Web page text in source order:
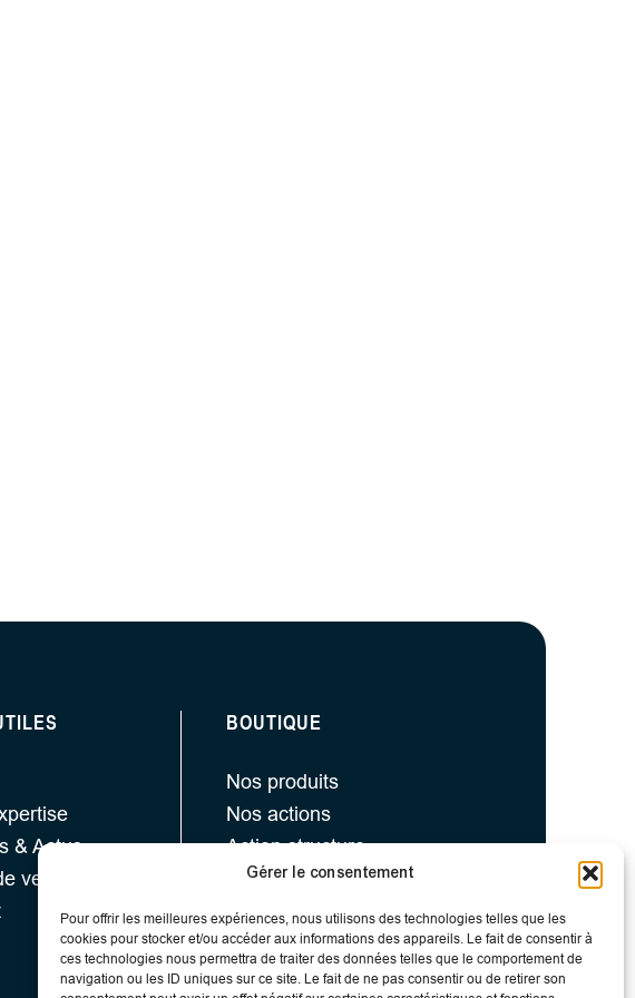
Gérer le consentement
Pour offrir les meilleures expériences, nous utilisons des technologies telles que les
cookies pour stocker et/ou accéder aux informations des appareils. Le fait de consentir à
ces technologies nous permettra de traiter des données telles que le comportement de
navigation ou les ID uniques sur ce site. Le fait de ne pas consentir ou de retirer son
& Actus
vente
BOUTIQUE
Nos produits
Nos actions
Action structure
Action bucco-dentaire
Action articulations